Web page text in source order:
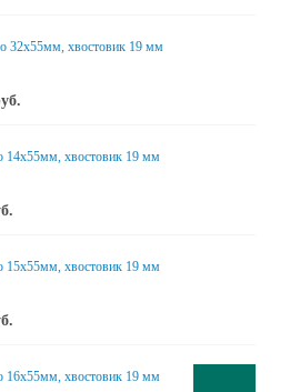
32x55мм, хвостовик 19 мм
14x55мм, хвостовик 19 мм
15x55мм, хвостовик 19 мм
16x55мм, хвостовик 19 мм